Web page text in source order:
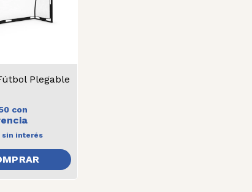
Plegable
con
sin interés